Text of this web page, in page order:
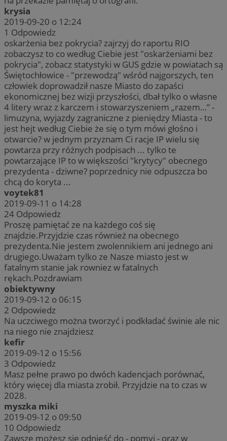
krysia
2019-09-20 o 12:24
1 Odpowiedz
oskarżenia bez pokrycia? zajrzyj do raportu RIO
zobaczysz to co według Ciebie jest "oskarżeniami bez
pokrycia", zobacz statystyki w GUS gdzie w powiatach są
Świętochłowice - "przewodzą" wśród najgorszych, ten
człowiek doprowadził nasze Miasto do zapaści
ekonomicznej bez wizji przyszłości, dbał tylko o własne
4 litery wraz z karczem i stowarzyszeniem „razem…” -
limuzyna, wyjazdy zagraniczne z pieniędzy Miasta - to
jest hejt według Ciebie że się o tym mówi głośno i
otwarcie? w jednym przyznam Ci racje IP wielu się
powtarza przy różnych podpisach ... tylko te
powtarzające IP to w większości "krytycy" obecnego
prezydenta - dziwne? poprzednicy nie odpuszcza bo
chcą do koryta ...
voytek81
2019-09-11 o 14:28
24 Odpowiedz
Proszę pamiętać ze na każdego coś się
znajdzie.Przyjdzie czas również na obecnego
prezydenta.Nie jestem zwolennikiem ani jednego ani
drugiego.Uważam tylko ze Nasze miasto jest w
fatalnym stanie jak rowniez w fatalnych
rękach.Pozdrawiam
obiektywny
2019-09-12 o 06:15
2 Odpowiedz
Na uczciwego można tworzyć i podkładać świnie ale nic
na niego nie znajdziesz
kefir
2019-09-12 o 15:56
3 Odpowiedz
Masz pełne prawo po dwóch kadencjach porównać,
który więcej dla miasta zrobił. Przyjdzie na to czas w
2028.
myszka miki
2019-09-12 o 09:50
10 Odpowiedz
Zawsze możesz się odnieść do - pomyj - oraz w